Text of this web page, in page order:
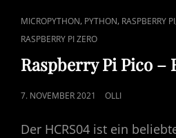
CAT
LINKS
MICROPYTHON, PYTHON, RASPBERRY PI
RASPBERRY PI ZERO
Raspberry Pi Pico –
POSTED
7. NOVEMBER 2021 OLLI
Der HCRS04 ist ein